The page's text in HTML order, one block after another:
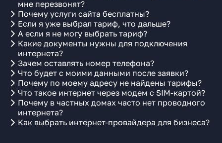
мне перезвонят?
Почему услуги сайта бесплатны?
Если я уже выбрал тариф, что дальше?
А если я не могу выбрать тариф?
Какие документы нужны для подключения
интернета?
Зачем оставлять номер телефона?
Что будет с моими данными после заявки?
Почему по моему адресу не найдены тарифы?
Что такое интернет через модем с SIM-картой?
Почему в частных домах часто нет проводного
интернета?
Как выбрать интернет-провайдера для бизнеса?